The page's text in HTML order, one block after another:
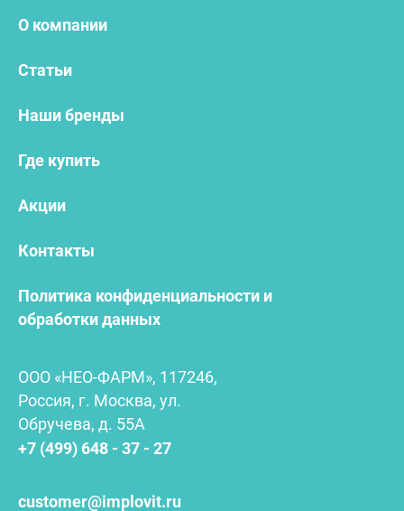
О компании
Статьи
Наши бренды
Где купить
Акции
Контакты
Политика конфиденциальности и
обработки данных
ООО «НЕО-ФАРМ», 117246,
Россия, г. Москва, ул.
Обручева, д. 55А
+7 (499) 648 - 37 - 27
customer@implovit.ru